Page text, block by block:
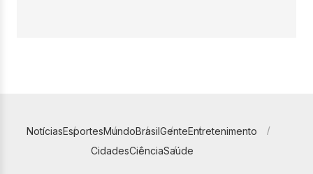
NotíciasEsportesMundoBrasilGenteEntretenimento
CidadesCiênciaSaúde